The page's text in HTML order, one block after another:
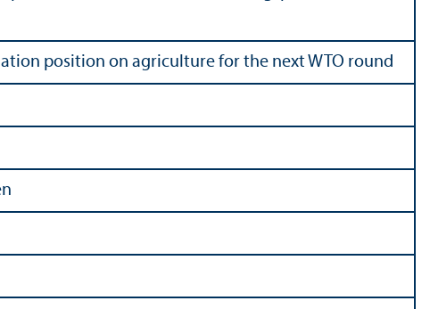
position on agriculture for the next WTO round